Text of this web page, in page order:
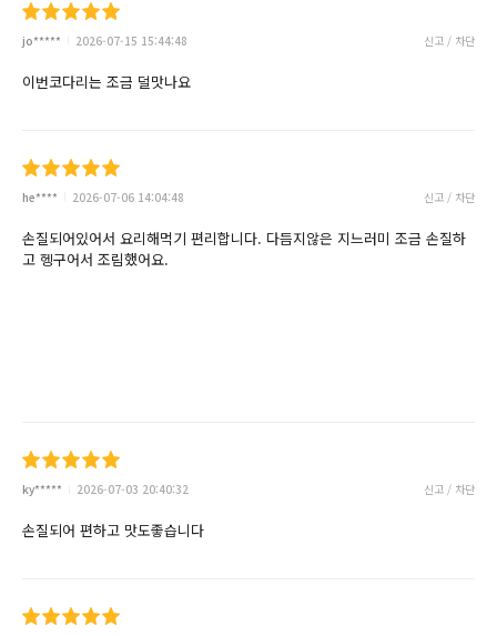
jo***** 2026-07-15 15:44:48 신고 / 차단
이번코다리는 조금 덜맛나요
he**** 2026-07-06 14:04:48 신고 / 차단
손질되어있어서 요리해먹기 편리합니다. 다듬지않은 지느러미 조금 손질하
고 헹구어서 조림했어요.
ky***** 2026-07-03 20:40:32 신고 / 차단
손질되어 편하고 맛도좋습니다